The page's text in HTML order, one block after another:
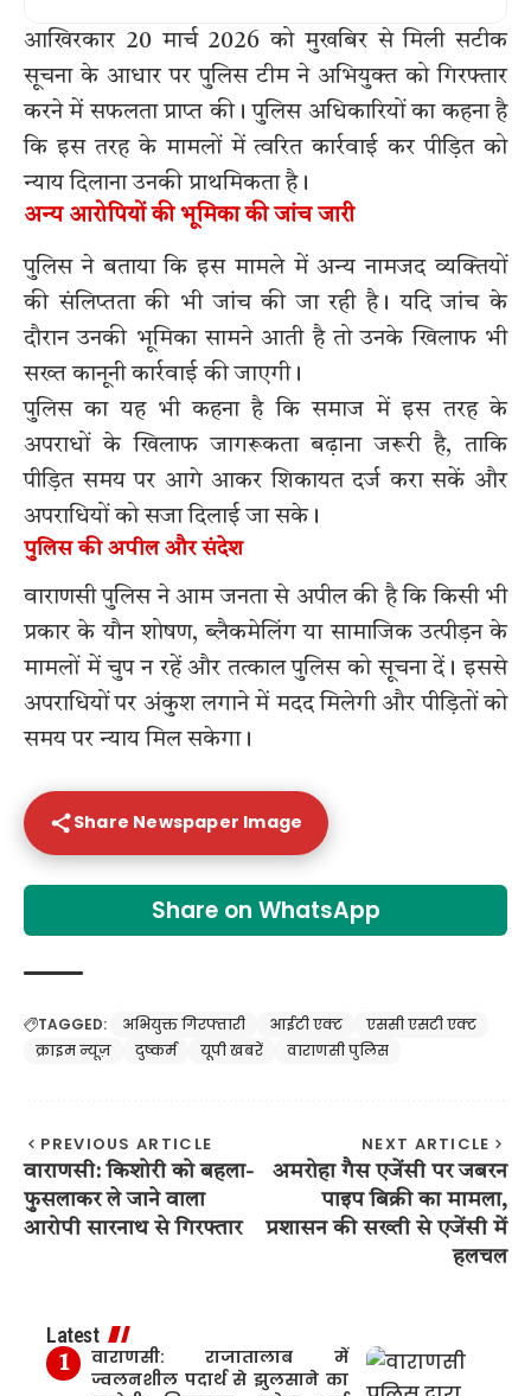
आखिरकार 20 मार्च 2026 को मुखबिर से मिली सटीक
सूचना के आधार पर पुलिस टीम ने अभियुक्त को गिरफ्तार
करने में सफलता प्राप्त की। पुलिस अधिकारियों का कहना है
कि इस तरह के मामलों में त्वरित कार्रवाई कर पीड़ित को
न्याय दिलाना उनकी प्राथमिकता है।
अन्य आरोपियों की भूमिका की जांच जारी
पुलिस ने बताया कि इस मामले में अन्य नामजद व्यक्तियों
की संलिप्तता की भी जांच की जा रही है। यदि जांच के
दौरान उनकी भूमिका सामने आती है तो उनके खिलाफ भी
सख्त कानूनी कार्रवाई की जाएगी।
पुलिस का यह भी कहना है कि समाज में इस तरह के
अपराधों के खिलाफ जागरूकता बढ़ाना जरूरी है, ताकि
पीड़ित समय पर आगे आकर शिकायत दर्ज करा सकें और
अपराधियों को सजा दिलाई जा सके।
पुलिस की अपील और संदेश
वाराणसी पुलिस ने आम जनता से अपील की है कि किसी भी
प्रकार के यौन शोषण, ब्लैकमेलिंग या सामाजिक उत्पीड़न के
मामलों में चुप न रहें और तत्काल पुलिस को सूचना दें। इससे
अपराधियों पर अंकुश लगाने में मदद मिलेगी और पीड़ितों को
समय पर न्याय मिल सकेगा।
Share Newspaper Image
Share on WhatsApp
TAGGED: अभियुक्त गिरफ्तारी आईटी एक्ट
एससी एसटी एक्ट
क्राइम न्यूज़
दुष्कर्म यूपी खबरें वाराणसी पुलिस
PREVIOUS ARTICLE
वाराणसी: किशोरी को बहला-
फुसलाकर ले जाने वाला
आरोपी सारनाथ से गिरफ्तार
NEXT ARTICLE
अमरोहा गैस एजेंसी पर जबरन
पाइप बिक्री का मामला,
प्रशासन की सख्ती से एजेंसी में
हलचल
Latest
वाराणसी: राजातालाब में
ज्वलनशील पदार्थ से झुलसाने का